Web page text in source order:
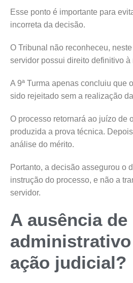
Esse ponto é importante para
incorreta da decisão.
O Tribunal não reconheceu,
servidor possui direito definitivo à
A 9ª Turma apenas concluiu que
sido rejeitado sem a realização
O processo retornará ao juízo de
produzida a prova técnica.
análise do mérito.
Portanto, a decisão assegurou o
instrução do processo, e não a
servidor.
A ausência
ação judicial?